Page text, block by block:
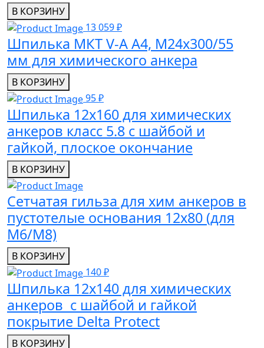
В КОРЗИНУ
13 059 ₽
Шпилька МКТ V-A A4, M24x300/55
мм для химического анкера
В КОРЗИНУ
95 ₽
Шпилька 12x160 для химических
анкеров класс 5.8 с шайбой и
гайкой, плоское окончание
В КОРЗИНУ
Сетчатая гильза для хим анкеров в
пустотелые основания 12x80 (для
М6/М8)
В КОРЗИНУ
140 ₽
Шпилька 12х140 для химических
анкеров с шайбой и гайкой
покрытие Delta Protect
В КОРЗИНУ